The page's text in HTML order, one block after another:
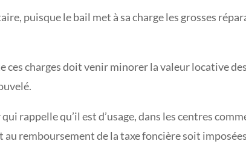
puisque le bail met à sa charge les grosses
charges doit venir minorer la valeur locative
rappelle qu’il est d’usage, dans les centres
remboursement de la taxe foncière soit